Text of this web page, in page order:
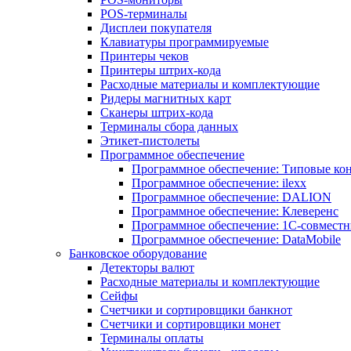
POS-терминалы
Дисплеи покупателя
Клавиатуры программируемые
Принтеры чеков
Принтеры штрих-кода
Расходные материалы и комплектующие
Ридеры магнитных карт
Сканеры штрих-кода
Терминалы сбора данных
Этикет-пистолеты
Программное обеспечение
Программное обеспечение: Типовые
Программное обеспечение: ilexx
Программное обеспечение: DALION
Программное обеспечение: Клеверенс
Программное обеспечение: 1С-
Программное обеспечение: DataMobile
Банковское оборудование
Детекторы валют
Расходные материалы и комплектующие
Сейфы
Счетчики и сортировщики банкнот
Счетчики и сортировщики монет
Терминалы оплаты